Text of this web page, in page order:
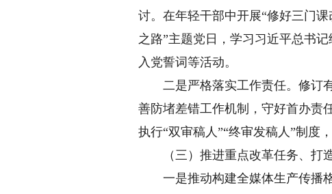
讨。在年轻干部中开展“修好三门
之路”主题党日，学习习近平总书
入党誓词等活动。
二是严格落实工作责任。修订有
善防堵差错工作机制，守好首办责
执行“双审稿人”“终审发稿人”制度
（三）推进重点改革任务、打
一是推动构建全媒体生产传播格